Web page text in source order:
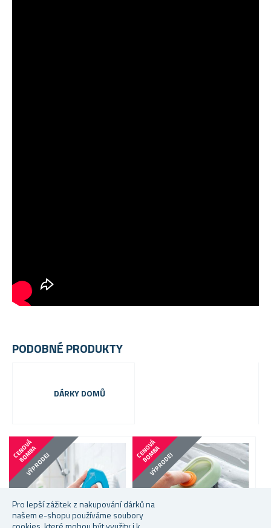
Pro lepší zážitek z nakupování dárků na
našem e-shopu používáme soubory
PODOBNÉ PRODUKTY
DÁRKY DOMŮ
C
E
N
O
V
Á
B
O
M
B
A
VÝPRODEJ
C
E
N
O
V
Á
B
O
M
B
A
VÝPRODEJ